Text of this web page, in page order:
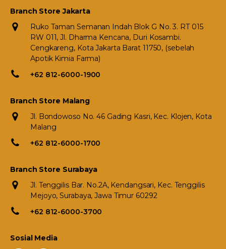
Branch Store Jakarta
Ruko Taman Semanan Indah Blok G No. 3. RT 015
RW 011, Jl. Dharma Kencana, Duri Kosambi.
Cengkareng, Kota Jakarta Barat 11750, (sebelah
Apotik Kimia Farma)
+62 812-6000-1900
Branch Store Malang
Jl. Bondowoso No. 46 Gading Kasri, Kec. Klojen, Kota
Malang
+62 812-6000-1700
Branch Store Surabaya
Jl. Tenggilis Bar. No.2A, Kendangsari, Kec. Tenggilis
Mejoyo, Surabaya, Jawa Timur 60292
+62 812-6000-3700
Sosial Media